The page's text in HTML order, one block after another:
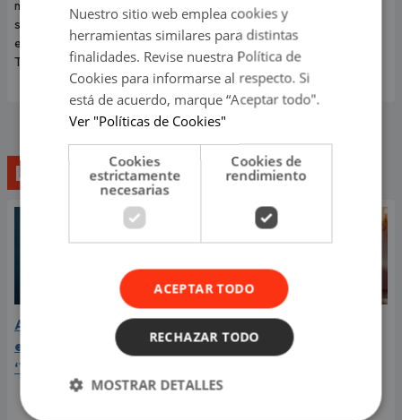
medio del mejor momento de
su carrera y con las últimas
entradas disponibles en
Teleticket.
convirtiéndose en una
dolorosa despedida.
Lo último
Aria Vega conquista con
el lanzamiento de
‘Tototo (+4)’
¿Greeicy está
embarazada de su
compartió revelador
Nuestro sitio web emplea cookies y
herramientas similares para distintas
finalidades. Revise nuestra Política de
Cookies para informarse al respecto. Si
está de acuerdo, marque “Aceptar todo".
Ver "Políticas de Cookies"
Cookies
estrictamente
necesarias
Cookies de
rendimiento
ACEPTAR TODO
RECHAZAR TODO
MOSTRAR DETALLES